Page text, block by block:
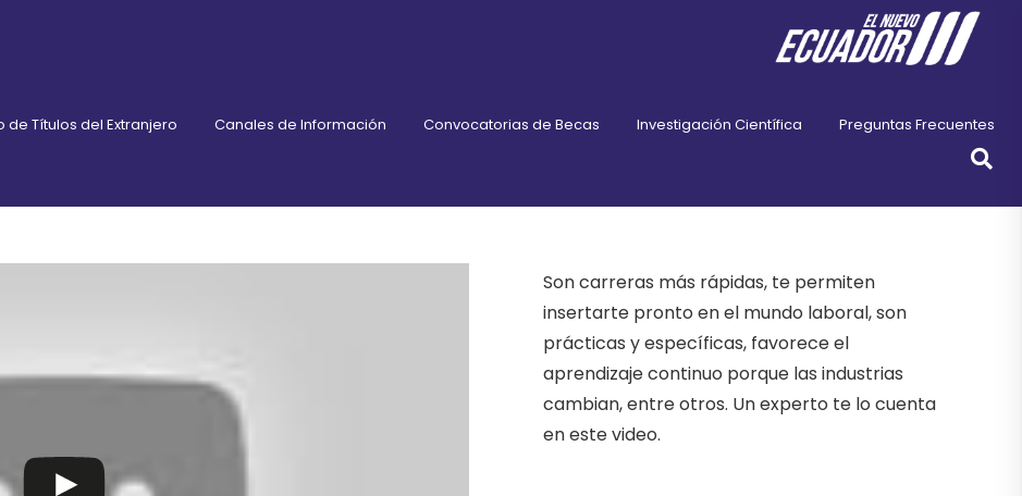
Títulos del Extranjero Canales de Información Convocatorias de Becas Investigación Científica Preguntas Frecuentes
Son carreras más rápidas, te permiten
insertarte pronto en el mundo laboral, son
prácticas y específicas, favorece el
aprendizaje continuo porque las industrias
cambian, entre otros. Un experto te lo cuenta
en este video.